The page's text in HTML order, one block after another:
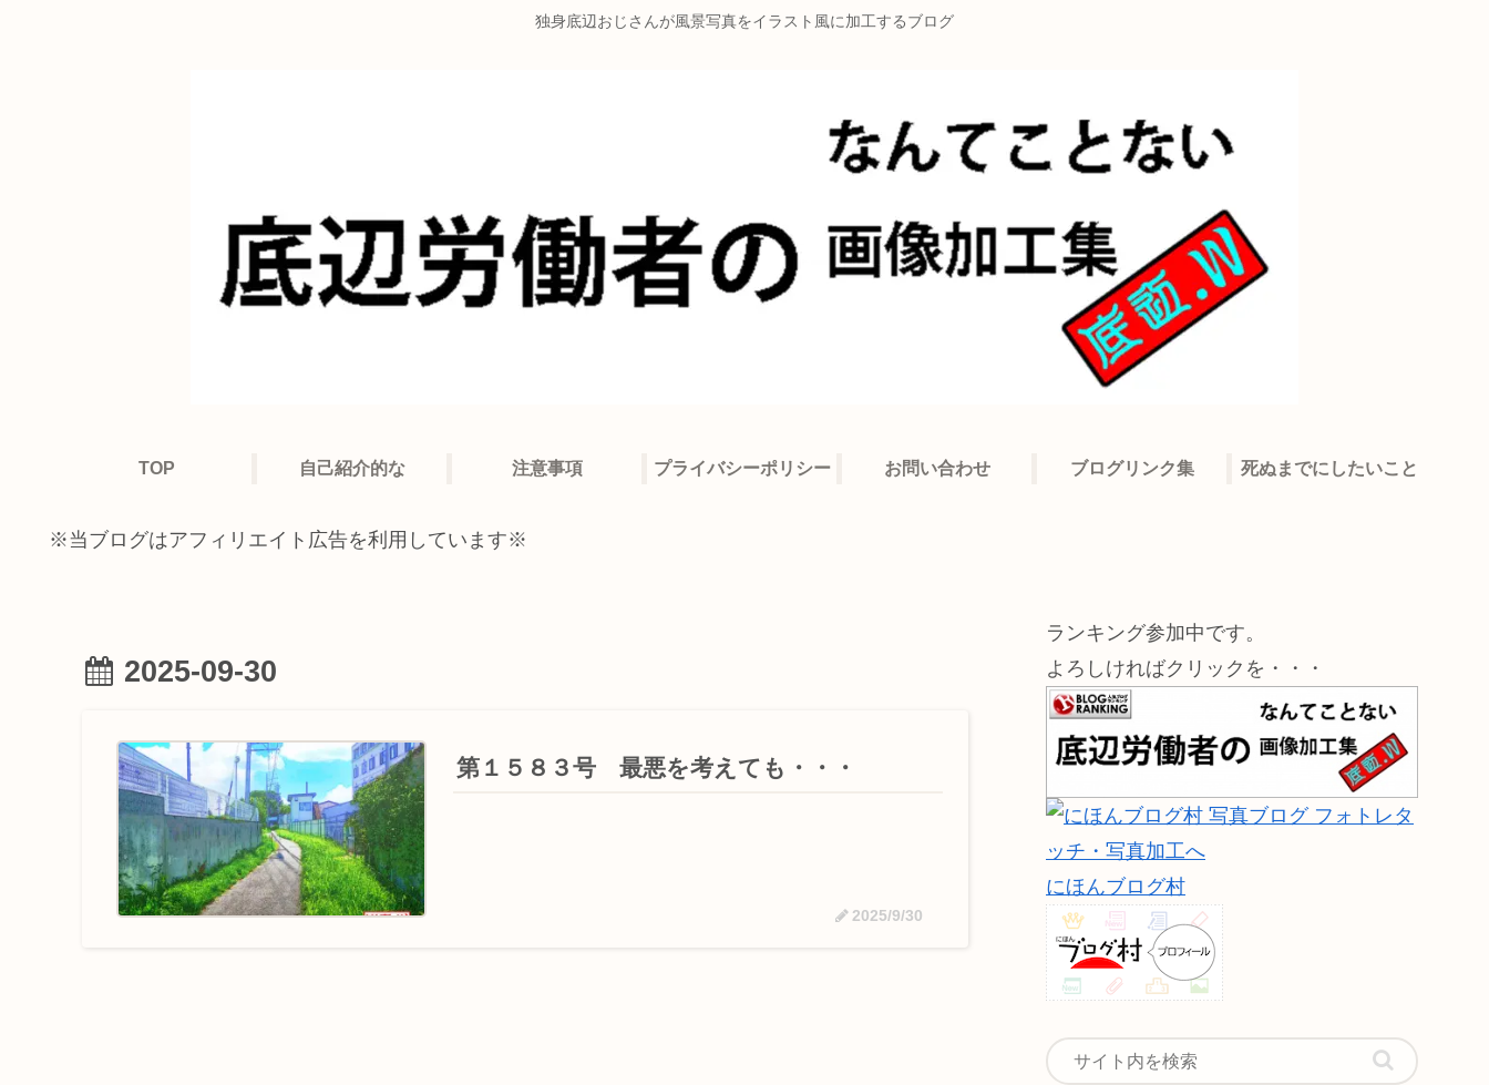
独身底辺おじさんが風景写真をイラスト風に加工するブログ
TOP 自己紹介的な 注意事項 プライバシーポリシー お問い合わせ ブログリンク集 死ぬまでにしたいこと
※当ブログはアフィリエイト広告を利用しています※
2025-09-30
第１５８３号 最悪を考えても・・・
2025/9/30
ランキング参加中です。
よろしければクリックを・・・
にほんブログ村